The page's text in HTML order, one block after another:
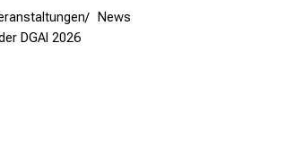
News
DGAI 2026